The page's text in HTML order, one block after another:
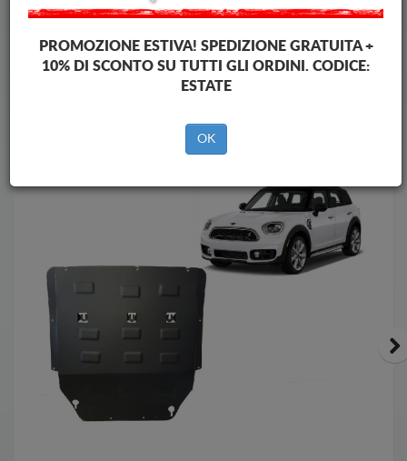
Piastra paramotore di acciaio Mini Cooper
Brands
Brands
PROMOZIONE ESTIVA! SPEDIZIONE GRATUITA +
10% DI SCONTO SU TUTTI GLI ORDINI. CODICE:
ESTATE
OK